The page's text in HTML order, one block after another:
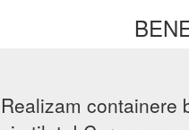
Realizam containere